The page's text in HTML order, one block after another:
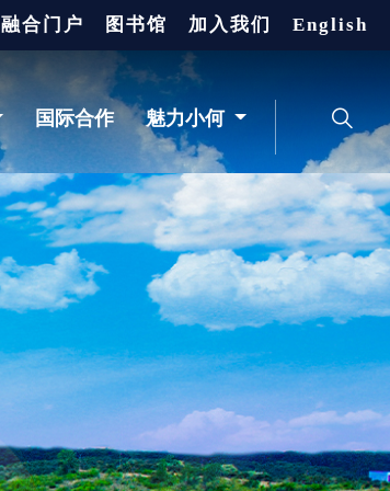
融合门户 图书馆 加入我们 English
国际合作 魅力小何